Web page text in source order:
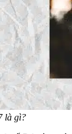
là gì?